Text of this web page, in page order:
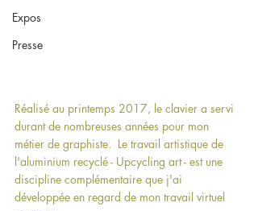
Expos
Presse
Réalisé au printemps 2017, le clavier a servi
durant de nombreuses années pour mon
métier de graphiste.  Le travail artistique de
l'aluminium recyclé - Upcycling art - est une
discipline complémentaire que j'ai
développée en regard de mon travail virtuel